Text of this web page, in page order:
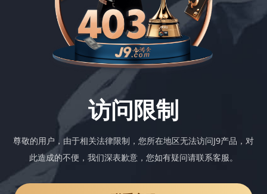
访问限制
尊敬的用户，由于相关法律限制，您所在地区无法访问J9产品，对
此造成的不便，我们深表歉意，您如有疑问请联系客服。